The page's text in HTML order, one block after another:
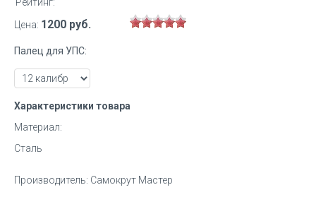
Цена: 1200 руб.
Палец для УПС:
Характеристики товара
Материал:
Сталь
Производитель: Самокрут Мастер